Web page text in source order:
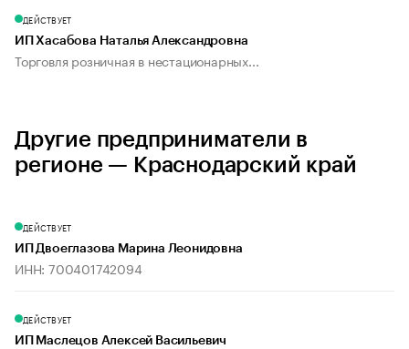
ДЕЙСТВУЕТ
ИП Хасабова Наталья Александровна
Торговля розничная в нестационарных...
Другие предприниматели в
регионе — Краснодарский край
ДЕЙСТВУЕТ
ИП Двоеглазова Марина Леонидовна
ИНН: 700401742094
ДЕЙСТВУЕТ
ИП Маслецов Алексей Васильевич